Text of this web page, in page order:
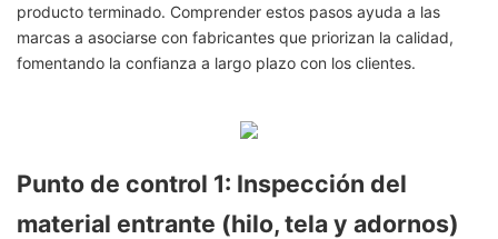
producto terminado. Comprender estos pasos ayuda a las
marcas a asociarse con fabricantes que priorizan la calidad,
fomentando la confianza a largo plazo con los clientes.
Punto de control 1: Inspección del
material entrante (hilo, tela y adornos)